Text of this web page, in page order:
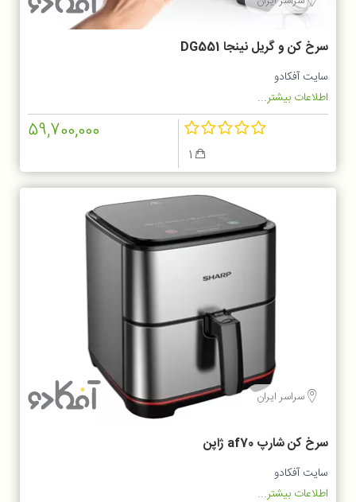
سرخ‌ کن و گریل نینجا DG551
سایت آفکادو
اطلاعات بیشتر...
1
59,700,000
سراسر ایران
سرخ کن شارپ af70 ژاپن
سایت آفکادو
اطلاعات بیشتر...